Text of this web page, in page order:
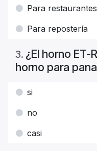
Para
Para repostería
3. ¿El horno ET-
horno para
si
no
casi